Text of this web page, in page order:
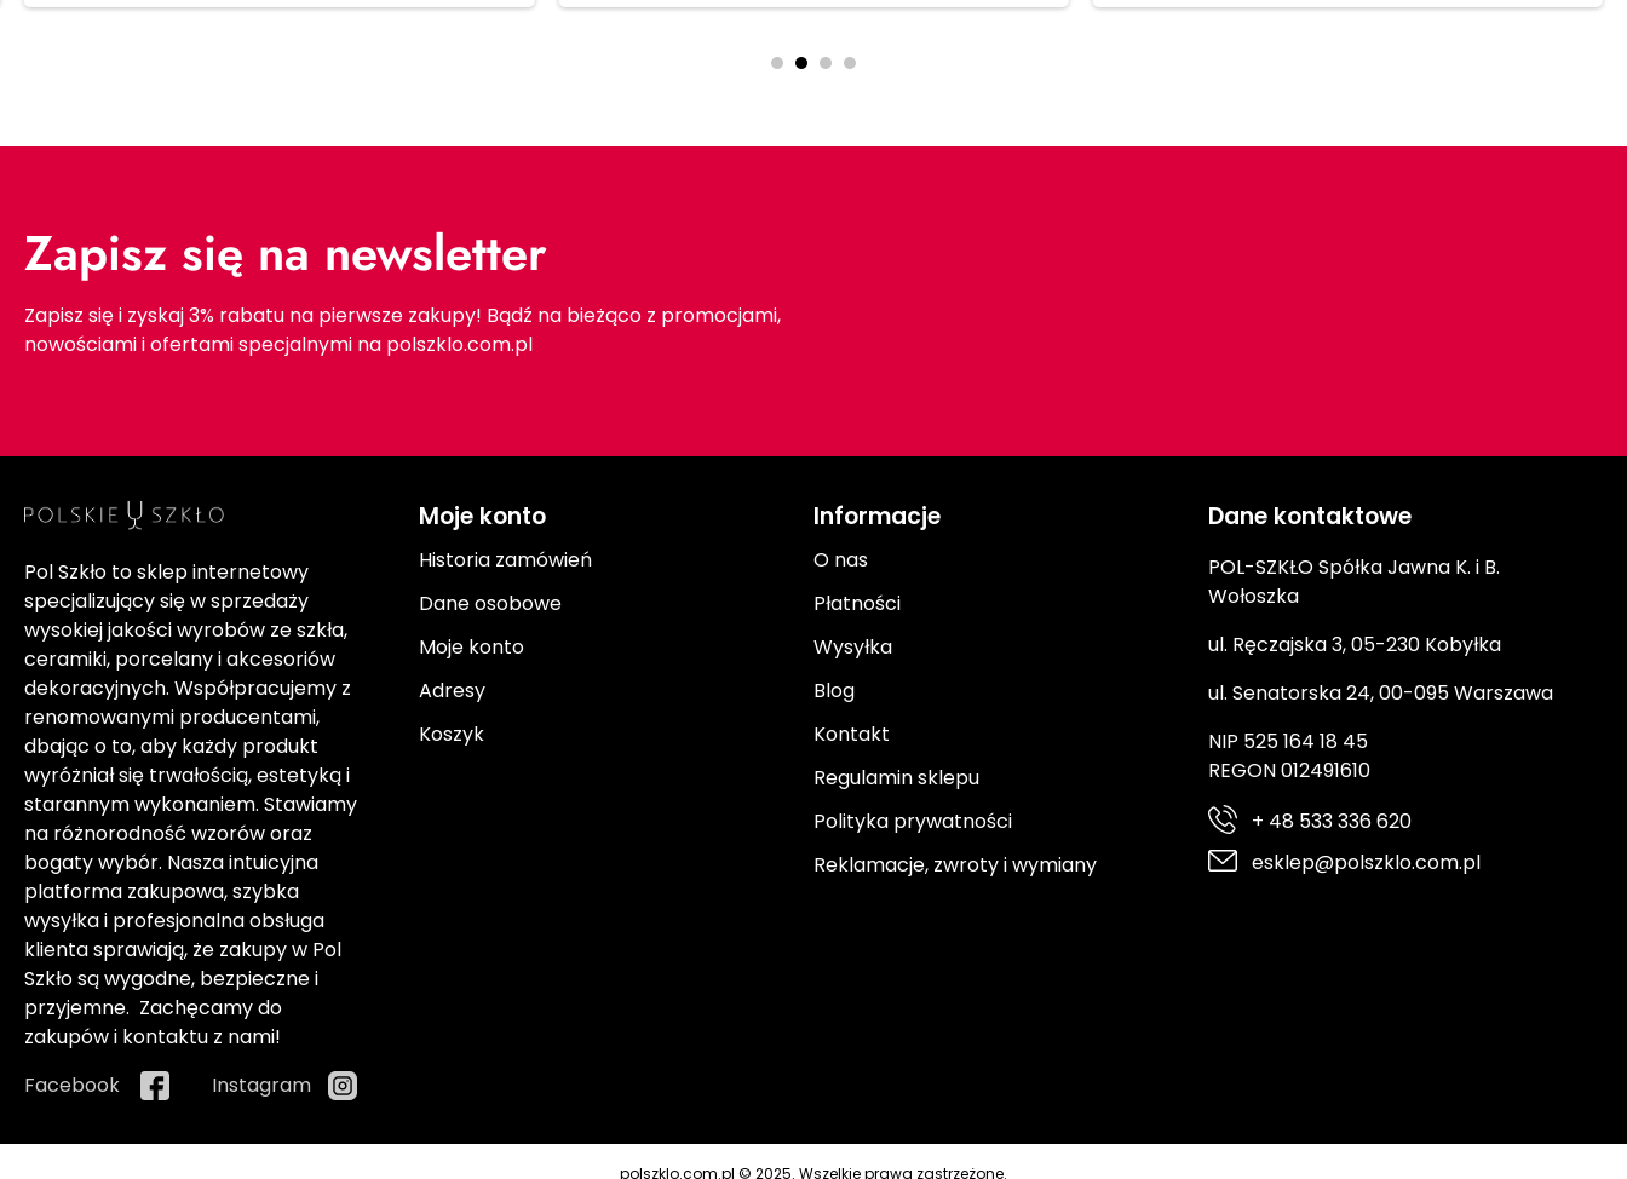
Zapisz się na newsletter
Zapisz się i zyskaj 3% rabatu na pierwsze zakupy! Bądź na bieżąco z promocjami,
nowościami i ofertami specjalnymi na polszklo.com.pl
Pol Szkło to sklep internetowy
specjalizujący się w sprzedaży
wysokiej jakości wyrobów ze szkła,
ceramiki, porcelany i akcesoriów
dekoracyjnych. Współpracujemy z
renomowanymi producentami,
dbając o to, aby każdy produkt
wyróżniał się trwałością, estetyką i
starannym wykonaniem. Stawiamy
na różnorodność wzorów oraz
bogaty wybór. Nasza intuicyjna
platforma zakupowa, szybka
wysyłka i profesjonalna obsługa
klienta sprawiają, że zakupy w Pol
Szkło są wygodne, bezpieczne i
przyjemne. Zachęcamy do
zakupów i kontaktu z nami!
Facebook
Instagram
Moje konto
Historia zamówień
Dane osobowe
Moje konto
Adresy
Koszyk
Informacje
O nas
Płatności
Wysyłka
Blog
Kontakt
Regulamin sklepu
Polityka prywatności
Reklamacje, zwroty i wymiany
Dane kontaktowe
POL-SZKŁO Spółka Jawna K. i B.
Wołoszka
ul. Ręczajska 3, 05-230 Kobyłka
ul. Senatorska 24, 00-095 Warszawa
NIP 525 164 18 45
REGON 012491610
+ 48 533 336 620
esklep@polszklo.com.pl
polszklo.com.pl © 2025. Wszelkie prawa zastrzeżone.